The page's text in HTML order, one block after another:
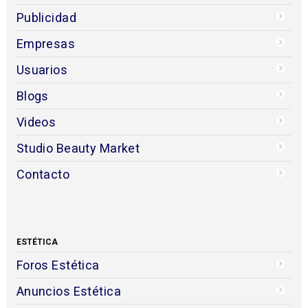
Publicidad
Empresas
Usuarios
Blogs
Videos
Studio Beauty Market
Contacto
ESTÉTICA
Foros Estética
Anuncios Estética